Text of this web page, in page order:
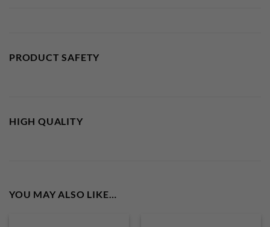
PRODUCT SAFETY
HIGH QUALITY
YOU MAY ALSO LIKE…